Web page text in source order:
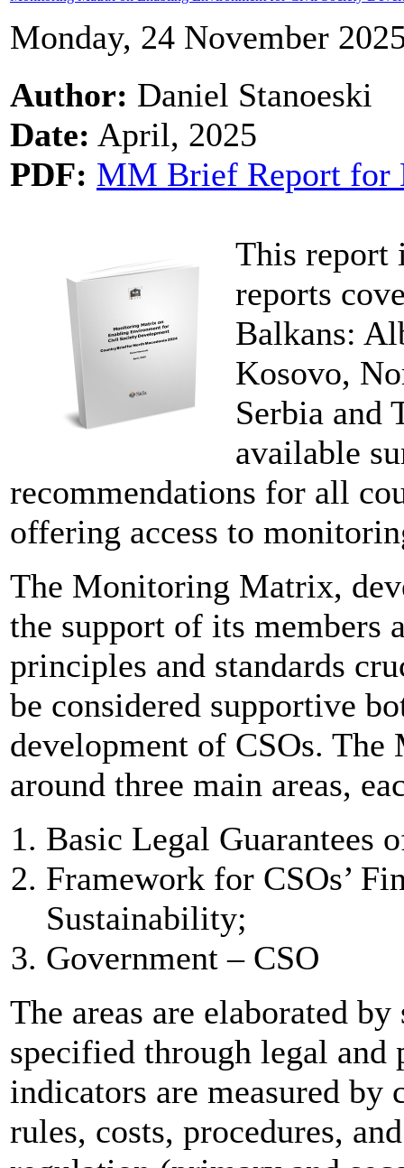
Monday, 24 November
Author: Daniel Stanoeski
Date: April, 2025
PDF: MM Brief Report for
This report
reports
Balkans:
Kosovo,
Serbia and
available
recommendations for all
offering access to
The Monitoring Matrix,
the support of its members
principles and standards
be considered supportive
development of CSOs.
around three main areas,
Basic Legal Guarantees
Framework for CSOs’
Sustainability;
Government – CSO
The areas are elaborated
specified through legal
indicators are measured by
rules, costs, procedures,